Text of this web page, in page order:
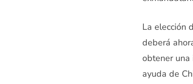
La elección
deberá
obtener una
ayuda de